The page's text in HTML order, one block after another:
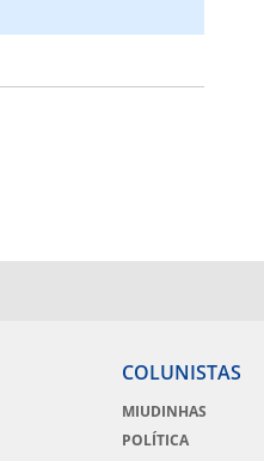
COLUNISTAS
MIUDINHAS
POLÍTICA